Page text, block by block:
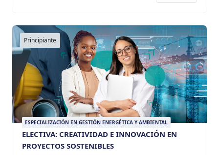
Principiante
ESPECIALIZACIÓN EN GESTIÓN ENERGÉTICA Y AMBIENTAL
ELECTIVA: CREATIVIDAD E INNOVACIÓN EN
PROYECTOS SOSTENIBLES